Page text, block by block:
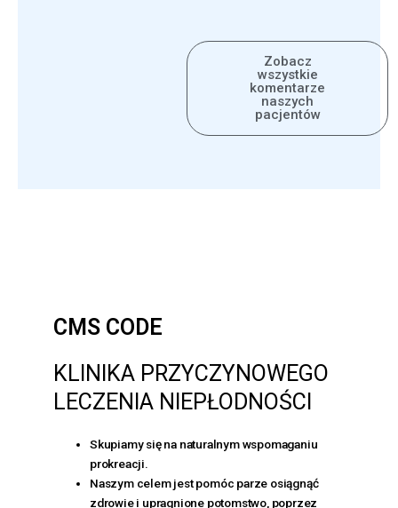
Zobacz
wszystkie
komentarze
naszych
pacjentów
CMS CODE
KLINIKA PRZYCZYNOWEGO
LECZENIA NIEPŁODNOŚCI
Skupiamy się na naturalnym wspomaganiu
prokreacji.
Naszym celem jest pomóc parze osiągnąć
zdrowie i upragnione potomstwo, poprzez